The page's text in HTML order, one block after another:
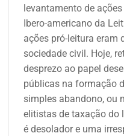
levantamento de
Ibero-americano da
ações pró-leitura eram
sociedade civil. Hoje,
desprezo ao papel
públicas na formação
simples abandono, ou
elitistas de taxação do
é desolador e uma